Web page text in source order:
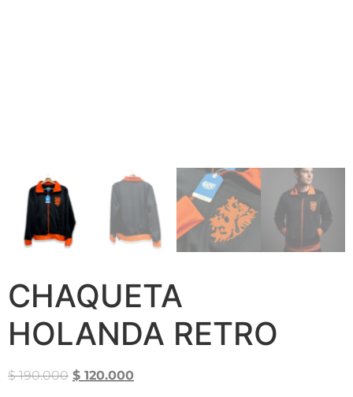
CHAQUETA
HOLANDA RETRO
$190.000 $ 120.000